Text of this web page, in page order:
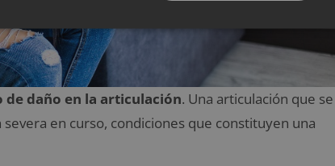
de daño en la articulación. Una articulación que se
en curso, condiciones que constituyen una